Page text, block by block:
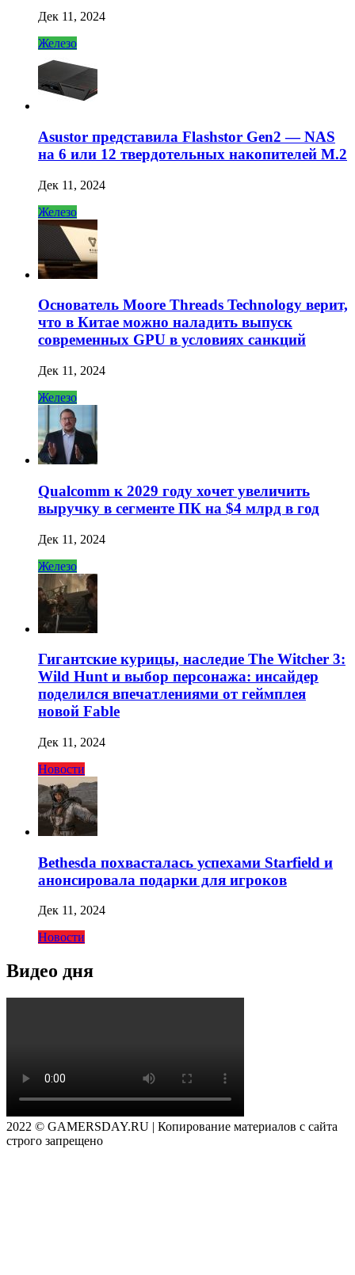
Дек 11, 2024
Железо
Asustor представила Flashstor Gen2 — NAS
на 6 или 12 твердотельных накопителей M.2
Дек 11, 2024
Железо
Основатель Moore Threads Technology верит,
что в Китае можно наладить выпуск
современных GPU в условиях санкций
Дек 11, 2024
Железо
Qualcomm к 2029 году хочет увеличить
выручку в сегменте ПК на $4 млрд в год
Дек 11, 2024
Железо
Гигантские курицы, наследие The Witcher 3:
Wild Hunt и выбор персонажа: инсайдер
поделился впечатлениями от геймплея
новой Fable
Дек 11, 2024
Новости
Bethesda похвасталась успехами Starfield и
анонсировала подарки для игроков
Дек 11, 2024
Новости
Видео дня
2022 © GAMERSDAY.RU | Копирование материалов с сайта
строго запрещено